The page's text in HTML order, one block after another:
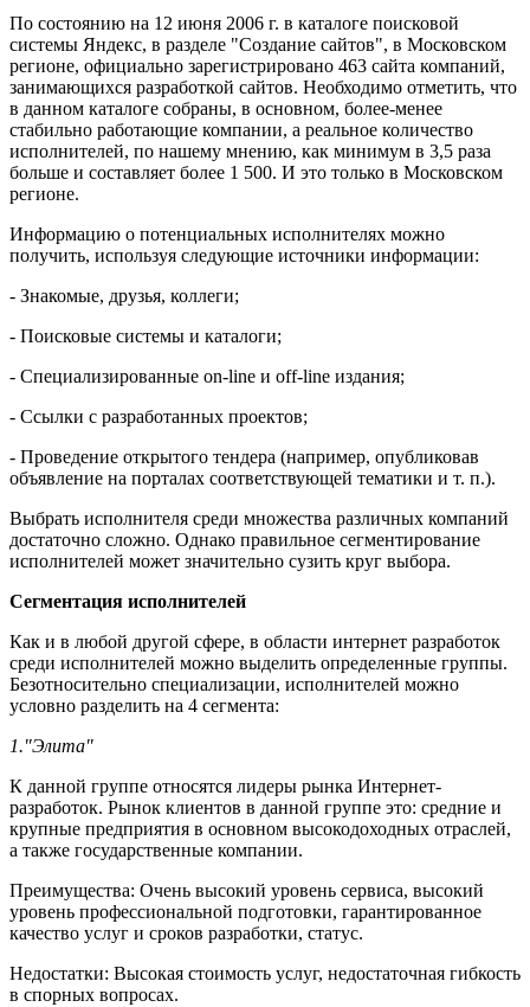
По состоянию на 12 июня 2006 г. в каталоге поисковой
системы Яндекс, в разделе "Создание сайтов", в Московском
регионе, официально зарегистрировано 463 сайта компаний,
занимающихся разработкой сайтов. Необходимо отметить, что
в данном каталоге собраны, в основном, более-менее
стабильно работающие компании, а реальное количество
исполнителей, по нашему мнению, как минимум в 3,5 раза
больше и составляет более 1 500. И это только в Московском
регионе.
Информацию о потенциальных исполнителях можно
получить, используя следующие источники информации:
- Знакомые, друзья, коллеги;
- Поисковые системы и каталоги;
- Специализированные on-line и off-line издания;
- Ссылки с разработанных проектов;
- Проведение открытого тендера (например, опубликовав
объявление на порталах соответствующей тематики и т. п.).
Выбрать исполнителя среди множества различных компаний
достаточно сложно. Однако правильное сегментирование
исполнителей может значительно сузить круг выбора.
Сегментация исполнителей
Как и в любой другой сфере, в области интернет разработок
среди исполнителей можно выделить определенные группы.
Безотносительно специализации, исполнителей можно
условно разделить на 4 сегмента:
1."Элита"
К данной группе относятся лидеры рынка Интернет-
разработок. Рынок клиентов в данной группе это: средние и
крупные предприятия в основном высокодоходных отраслей,
а также государственные компании.
Преимущества: Очень высокий уровень сервиса, высокий
уровень профессиональной подготовки, гарантированное
качество услуг и сроков разработки, статус.
Недостатки: Высокая стоимость услуг, недостаточная гибкость
в спорных вопросах.